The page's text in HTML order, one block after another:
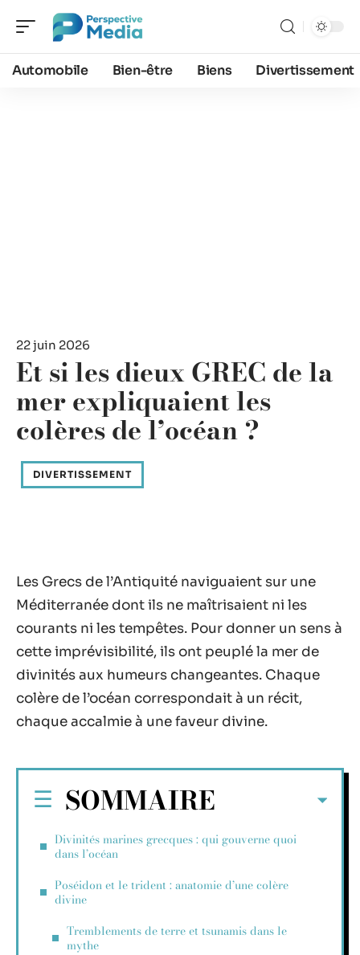
Automobile Bien-être Biens Divertissement
22 juin 2026
Et si les dieux GREC de la
mer expliquaient les
colères de l’océan ?
DIVERTISSEMENT
Les Grecs de l’Antiquité naviguaient sur une
Méditerranée dont ils ne maîtrisaient ni les
courants ni les tempêtes. Pour donner un sens à
cette imprévisibilité, ils ont peuplé la mer de
divinités aux humeurs changeantes. Chaque
colère de l’océan correspondait à un récit,
chaque accalmie à une faveur divine.
SOMMAIRE
Divinités marines grecques : qui gouverne quoi
dans l’océan
Poséidon et le trident : anatomie d’une colère
divine
Tremblements de terre et tsunamis dans le
mythe